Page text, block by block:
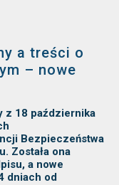
a treści o
– nowe
z 18 października
Bezpieczeństwa
Została ona
a nowe
dniach od